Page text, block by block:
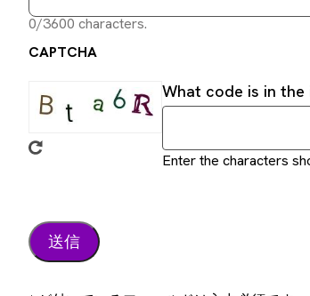
0/3600 characters.
CAPTCHA
What code is in the
Enter the characters